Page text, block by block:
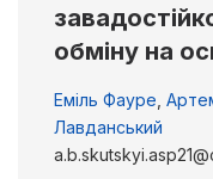
обміну на
Еміль Фауре
Лавданський